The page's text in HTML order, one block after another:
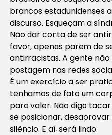
brancos estadunidenses
discurso. Esqueçam a
Não dar conta de ser
favor, apenas parem de
antirracistas. A gente
postagem nas redes
É um exercício a ser
tenhamos de fato um
para valer. Não digo
se posicionar,
silêncio. E aí, será lindo.